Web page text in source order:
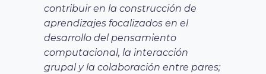
contribuir en la construcción de
aprendizajes focalizados en el
desarrollo del pensamiento
computacional, la interacción
grupal y la colaboración entre pares;